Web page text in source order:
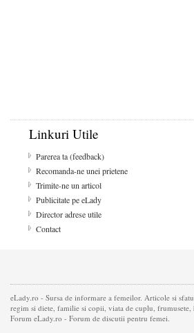
Linkuri Utile
Parerea ta (feedback)
Recomanda-ne unei prietene
Trimite-ne un articol
Publicitate pe eLady
Director adrese utile
Contact
eLady.ro - Sursa de informare a femeilor. Articole si
regim si diete, familie si copii, viata de cuplu, frumusete,
Forum eLady.ro - Forum de discutii pentru femei.